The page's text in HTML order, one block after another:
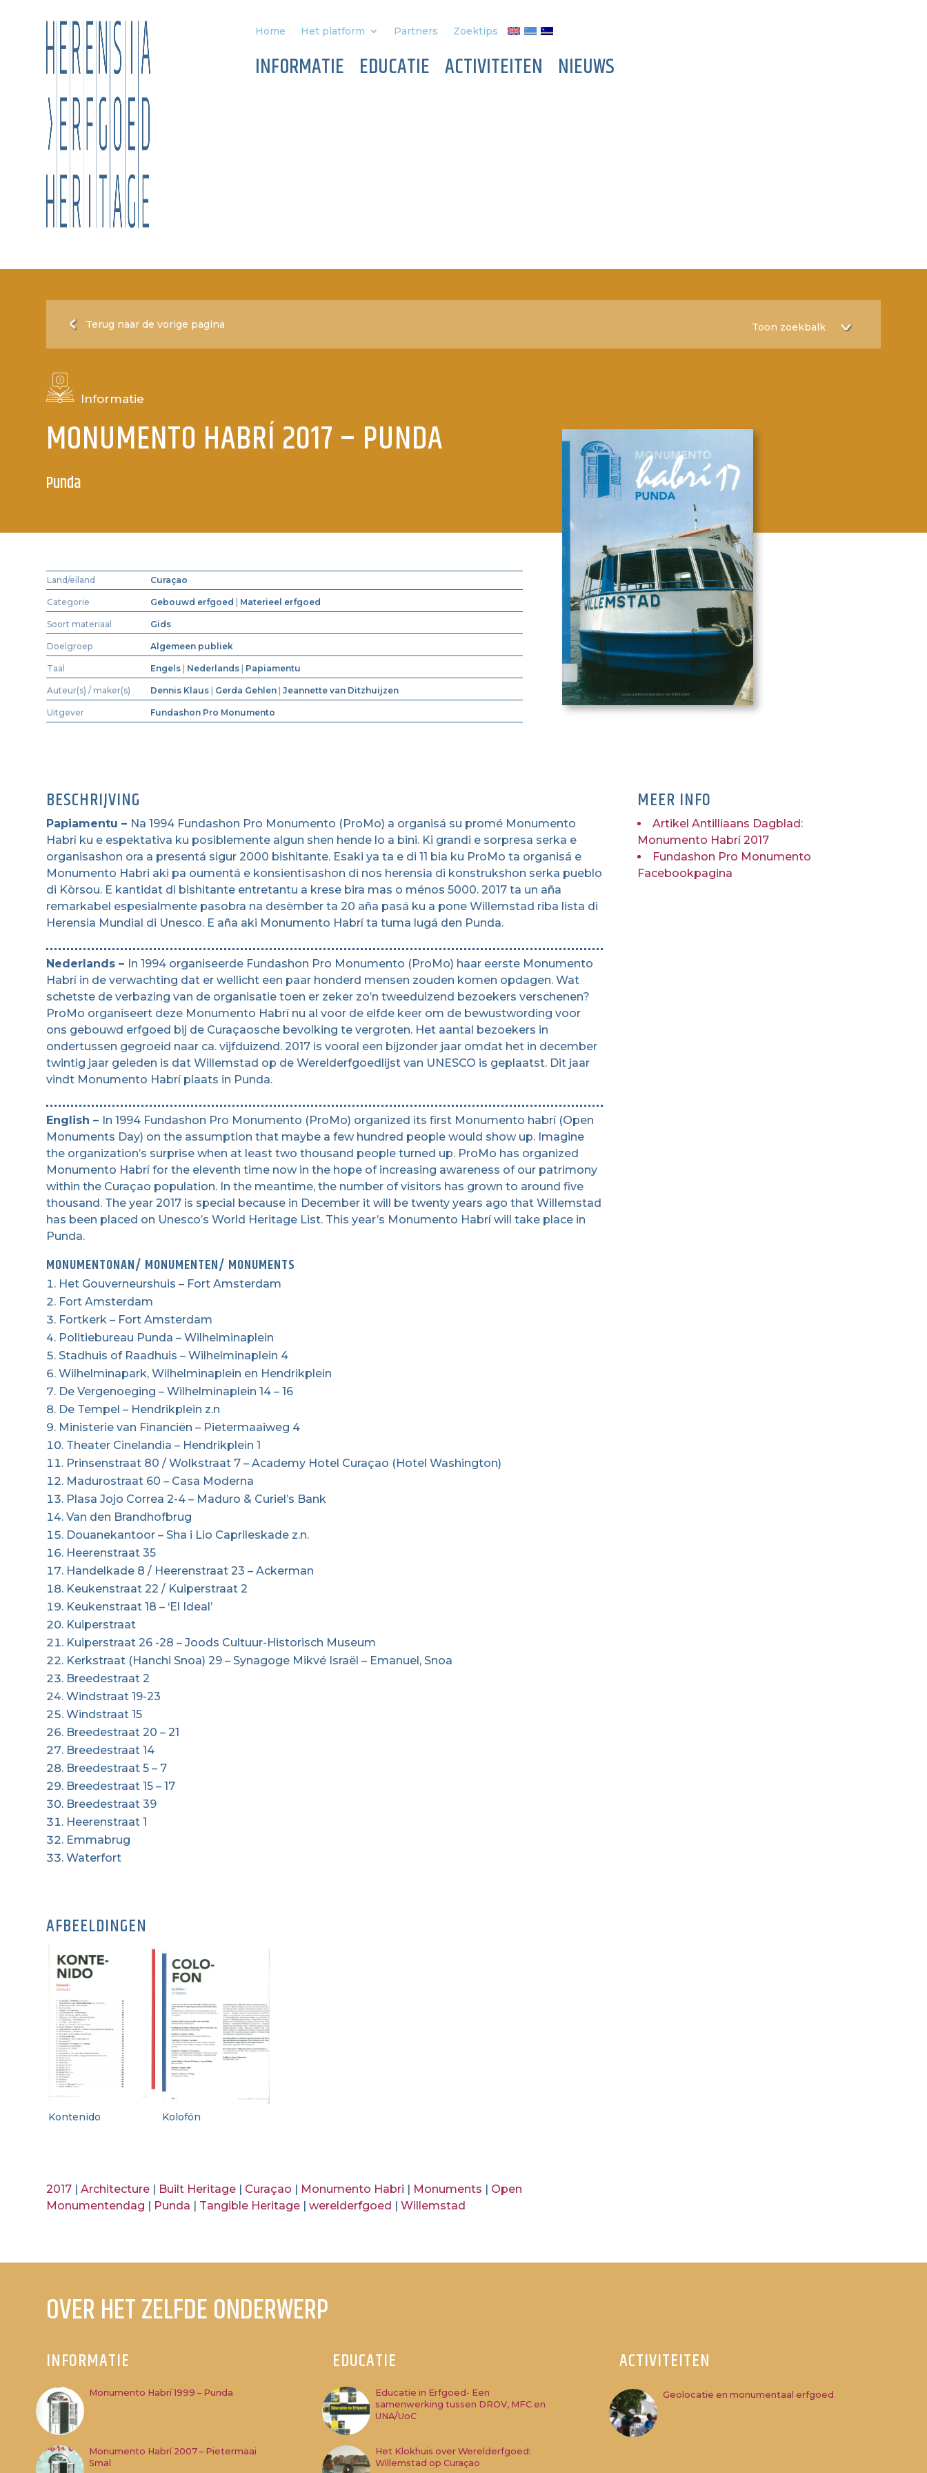
Home Het platform Partners Zoektips
INFORMATIE EDUCATIE ACTIVITEITEN NIEUWS
Terug naar de vorige pagina
Informatie
MONUMENTO HABRÍ 2017 – PUNDA
Punda
Land/eiland Curaçao
Categorie Gebouwd erfgoed Materieel erfgoed
Soort materiaal Gids
Doelgroep Algemeen publiek
Taal Engels Nederlands Papiamentu
Auteur(s) / maker(s) Dennis Klaus Gerda Gehlen |Jeannette van Ditzhuijzen
Uitgever Fundashon Pro Monumento
BESCHRIJVING
Papiamentu – Na 1994 Fundashon Pro Monumento (ProMo) a organisá su promé Monumento
Habrí ku e espektativa ku posiblemente algun shen hende lo a bini. Ki grandi e sorpresa serka e
organisashon ora a presentá sigur 2000 bishitante. Esaki ya ta e di 11 bia ku ProMo ta organisá e
Monumento Habri aki pa oumentá e konsientisashon di nos herensia di konstrukshon serka pueblo
di Kòrsou. E kantidat di bishitante entretantu a krese bira mas o ménos 5000. 2017 ta un aña
remarkabel espesialmente pasobra na desèmber ta 20 aña pasá ku a pone Willemstad riba lista di
Herensia Mundial di Unesco. E aña aki Monumento Habrí ta tuma lugá den Punda.
Nederlands – In 1994 organiseerde Fundashon Pro Monumento (ProMo) haar eerste Monumento
Habrí in de verwachting dat er wellicht een paar honderd mensen zouden komen opdagen. Wat
schetste de verbazing van de organisatie toen er zeker zo’n tweeduizend bezoekers verschenen?
ProMo organiseert deze Monumento Habrí nu al voor de elfde keer om de bewustwording voor
ons gebouwd erfgoed bij de Curaçaosche bevolking te vergroten. Het aantal bezoekers in
ondertussen gegroeid naar ca. vijfduizend. 2017 is vooral een bijzonder jaar omdat het in december
twintig jaar geleden is dat Willemstad op de Werelderfgoedlijst van UNESCO is geplaatst. Dit jaar
vindt Monumento Habrí plaats in Punda.
English – In 1994 Fundashon Pro Monumento (ProMo) organized its first Monumento habrí (Open
Monuments Day) on the assumption that maybe a few hundred people would show up. Imagine
the organization’s surprise when at least two thousand people turned up. ProMo has organized
Monumento Habrí for the eleventh time now in the hope of increasing awareness of our patrimony
within the Curaçao population. In the meantime, the number of visitors has grown to around five
thousand. The year 2017 is special because in December it will be twenty years ago that Willemstad
has been placed on Unesco’s World Heritage List. This year’s Monumento Habrí will take place in
Punda.
MONUMENTONAN/ MONUMENTEN/ MONUMENTS
Het Gouverneurshuis – Fort Amsterdam
Fort Amsterdam
Fortkerk – Fort Amsterdam
Politiebureau Punda – Wilhelminaplein
Stadhuis of Raadhuis – Wilhelminaplein 4
Wilhelminapark, Wilhelminaplein en Hendrikplein
De Vergenoeging – Wilhelminaplein 14 – 16
De Tempel – Hendrikplein z.n
Ministerie van Financiën – Pietermaaiweg 4
Theater Cinelandia – Hendrikplein 1
Prinsenstraat 80 / Wolkstraat 7 – Academy Hotel Curaçao (Hotel Washington)
Madurostraat 60 – Casa Moderna
Plasa Jojo Correa 2-4 – Maduro & Curiel’s Bank
Van den Brandhofbrug
Douanekantoor – Sha i Lio Caprileskade z.n.
Heerenstraat 35
Handelkade 8 / Heerenstraat 23 – Ackerman
Keukenstraat 22 / Kuiperstraat 2
Keukenstraat 18 – ‘El Ideal’
Kuiperstraat
Kuiperstraat 26 -28 – Joods Cultuur-Historisch Museum
Kerkstraat (Hanchi Snoa) 29 – Synagoge Mikvé Israël – Emanuel, Snoa
Breedestraat 2
Windstraat 19-23
Windstraat 15
Breedestraat 20 – 21
Breedestraat 14
Breedestraat 5 – 7
Breedestraat 15 – 17
Breedestraat 39
Heerenstraat 1
Emmabrug
Waterfort
AFBEELDINGEN
Kontenido Kolofón
2017 |Architecture | Built Heritage | Curaçao | Monumento Habri | Monuments | Open
Monumentendag | Punda | Tangible Heritage |werelderfgoed |Willemstad
MEER INFO
Artikel Antilliaans Dagblad:
Monumento Habrí 2017
Fundashon Pro Monumento
Facebookpagina
OVER HET ZELFDE ONDERWERP
INFORMATIE
Monumento Habrí 1999 – Punda
Monumento Habrí 2007 – Pietermaai
Smal
EDUCATIE
Educatie in Erfgoed- Een
samenwerking tussen DROV, MFC en
UNA/UoC
Het Klokhuis over Werelderfgoed:
Willemstad op Curaçao
ACTIVITEITEN
Geolocatie en monumentaal erfgoed